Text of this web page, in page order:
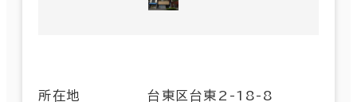
所在地 台東区台東2-18-8